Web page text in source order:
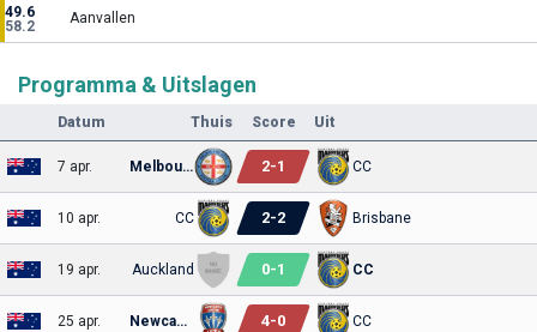
49.6
58.2
Aanvallen
Programma & Uitslagen
Datum Thuis Score Uit
7 apr. Melbourne City 2-1 CC
10 apr. CC 2-2 Brisbane
19 apr. Auckland 0-1 CC
25 apr. Newcastle 4-0 CC